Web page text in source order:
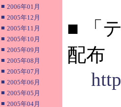
■ 2006年01月
■ 2005年12月
■ 2005年11月
■ 2005年10月
■ 2005年09月
■ 2005年08月
■ 2005年07月
■ 2005年06月
■ 2005年05月
■ 2005年04月
■ 「
配布